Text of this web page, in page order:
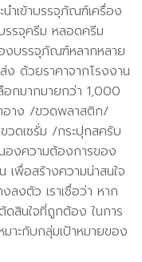
ำเข้าบรรจุภัณฑ์เครื่อง
รรจุครีม หลอดครีม
งบรรจุภัณฑ์หลากหลาย
ง ด้วยราคาจากโรงงาน
อกมากมายกว่า 1,000
อาง /ขวดพลาสติก/
ดเซรั่ม /กระปุกสครับ
งความต้องการของ
เพื่อสร้างความน่าสนใจ
ลงตัว เราเชื่อว่า หาก
สินใจที่ถูกต้อง ในการ
มาะกับกลุ่มเป้าหมายของ